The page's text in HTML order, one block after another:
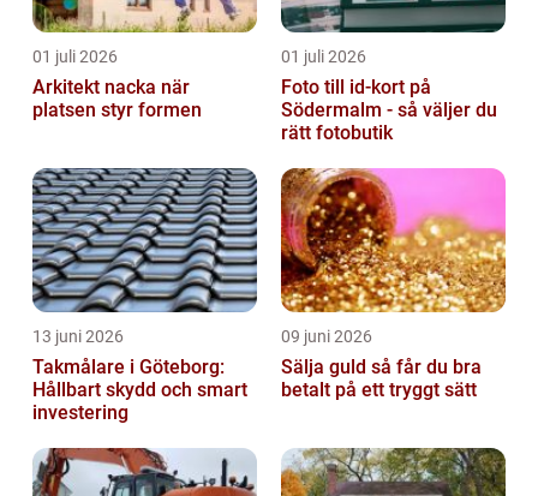
01 juli 2026
Arkitekt nacka när
platsen styr formen
01 juli 2026
Foto till id-kort på
Södermalm - så väljer du
rätt fotobutik
13 juni 2026
Takmålare i Göteborg:
Hållbart skydd och smart
investering
09 juni 2026
Sälja guld så får du bra
betalt på ett tryggt sätt